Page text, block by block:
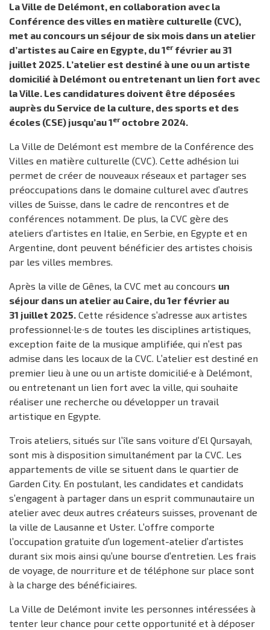
La Ville de Delémont, en collaboration avec la
Conférence des villes en matière culturelle (CVC),
met au concours un séjour de six mois dans un atelier
d’artistes au Caire en Egypte, du 1erfévrier au 31
juillet 2025. L’atelier est destiné à une ou un artiste
domicilié à Delémont ou entretenant un lien fort avec
la Ville. Les candidatures doivent être déposées
auprès du Service de la culture, des sports et des
écoles (CSE) jusqu’au 1eroctobre 2024.
La Ville de Delémont est membre de la Conférence des
Villes en matière culturelle (CVC). Cette adhésion lui
permet de créer de nouveaux réseaux et partager ses
préoccupations dans le domaine culturel avec d’autres
villes de Suisse, dans le cadre de rencontres et de
conférences notamment. De plus, la CVC gère des
ateliers d’artistes en Italie, en Serbie, en Egypte et en
Argentine, dont peuvent bénéficier des artistes choisis
par les villes membres.
Après la ville de Gênes, la CVC met au concours un
séjour dans un atelier au Caire, du 1er février au
31 juillet 2025. Cette résidence s’adresse aux artistes
professionnel∙le∙s de toutes les disciplines artistiques,
exception faite de la musique amplifiée, qui n’est pas
admise dans les locaux de la CVC. L’atelier est destiné en
premier lieu à une ou un artiste domicilié∙e à Delémont,
ou entretenant un lien fort avec la ville, qui souhaite
réaliser une recherche ou développer un travail
artistique en Egypte.
Trois ateliers, situés sur l’île sans voiture d’El Qursayah,
sont mis à disposition simultanément par la CVC. Les
appartements de ville se situent dans le quartier de
Garden City. En postulant, les candidates et candidats
s’engagent à partager dans un esprit communautaire un
atelier avec deux autres créateurs suisses, provenant de
la ville de Lausanne et Uster. L’offre comporte
l’occupation gratuite d’un logement-atelier d’artistes
durant six mois ainsi qu’une bourse d’entretien. Les frais
de voyage, de nourriture et de téléphone sur place sont
à la charge des bénéficiaires.
La Ville de Delémont invite les personnes intéressées à
tenter leur chance pour cette opportunité et à déposer